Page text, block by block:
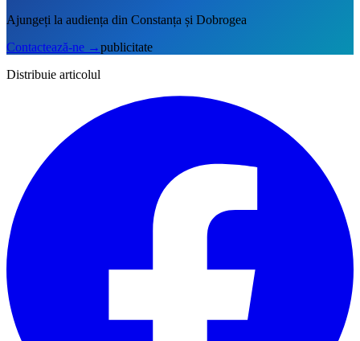
Ajungeți la audiența din Constanța și Dobrogea
Contactează-ne →publicitate
Distribuie articolul